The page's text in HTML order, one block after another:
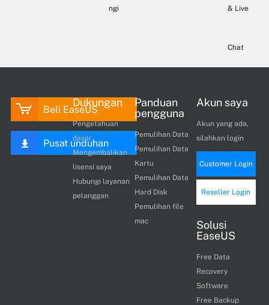
ngi & Live
Chat
Beli EaseUS
Pusat unduhan
Dukungan
Pengetahuan
dasar
Mengembalikan
lisensi saya
Hubungi layanan
pelanggan
Panduan
pengguna
Pemulihan Data
Pemulihan Data
Kartu
Pemulihan Data
Hard Disk
Pemulihan file
mac
Akun saya
Akun yang ada,
silahkan login
Customer Login
Reseller Login
Solusi
EaseUS
Free Data
Recovery
Software
Free Backup